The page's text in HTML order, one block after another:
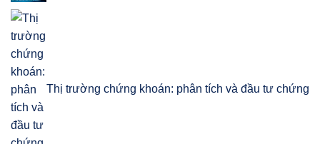
Thị trường chứng khoán: phân tích và đầu tư chứng